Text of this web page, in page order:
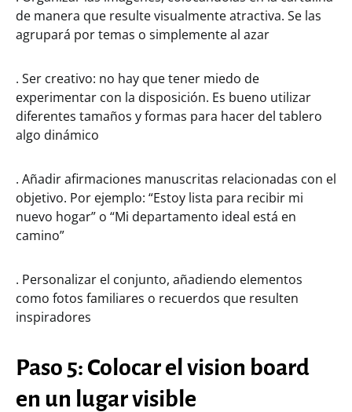
de manera que resulte visualmente atractiva. Se las
agrupará por temas o simplemente al azar
. Ser creativo: no hay que tener miedo de
experimentar con la disposición. Es bueno utilizar
diferentes tamaños y formas para hacer del tablero
algo dinámico
. Añadir afirmaciones manuscritas relacionadas con el
objetivo. Por ejemplo: “Estoy lista para recibir mi
nuevo hogar” o “Mi departamento ideal está en
camino”
. Personalizar el conjunto, añadiendo elementos
como fotos familiares o recuerdos que resulten
inspiradores
Paso 5: Colocar el vision board
en un lugar visible